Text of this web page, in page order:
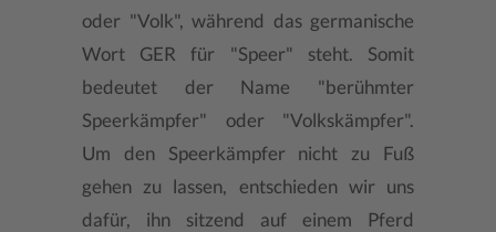
oder "Volk", während das germanische
Wort GER für "Speer" steht. Somit
bedeutet der Name "berühmter
Speerkämpfer" oder "Volkskämpfer".
Um den Speerkämpfer nicht zu Fuß
gehen zu lassen, entschieden wir uns
dafür, ihn sitzend auf einem Pferd